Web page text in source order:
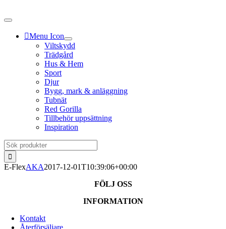
till
Menu Icon
Viltskydd
Trädgård
Hus & Hem
Sport
Djur
Bygg, mark & anläggning
Tubnät
Red Gorilla
Tillbehör uppsättning
Inspiration
Sök
efter:
E-FlexAKA2017-12-01T10:39:06+00:00
FÖLJ OSS
INFORMATION
Kontakt
Återförsäljare